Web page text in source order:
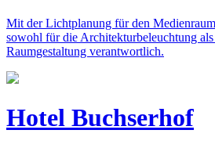
Mit der Lichtplanung für den
sowohl für die Architekturbeleuchtung
Raumgestaltung verantwortlich.
Hotel Buchserhof